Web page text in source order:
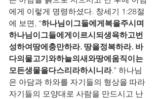
에게 이렇게 명령하셨다. 창세기 1:28절
에 보면, “하나님이그들에게복을주시며
하나님이그들에게이르시되생육하고번
성하여땅에충만하라. 땅을정복하라. 바
다의물고기와하늘의새와땅에움직이는
모든생물을다스리라하시니라.” 하나님
은 아담과 하와를 자기들의 형상을 따라
자기들의 모양대로 사람을 만드시고 난